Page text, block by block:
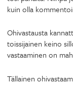
kuin olla
Ohivastausta
toissijainen keino
vastaaminen on
Tällainen